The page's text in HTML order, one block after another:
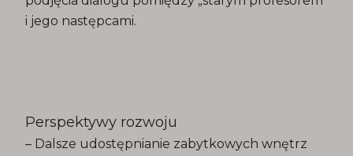
i jego następcami.
Perspektywy rozwoju
– Dalsze udostępnianie zabytkowych wnętrz